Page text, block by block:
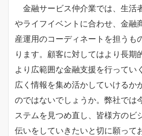
金融サービス仲介業では、生活
やライフイベントに合わせ、金融
産運用のコーディネートを担うも
ります。顧客に対してはより長期
より広範囲な金融支援を行ってい
広く情報を集め活かしていけるか
のではないでしょうか。弊社では
ステムを見つめ直し、皆様方のビ
伝いをしていきたいと切に願って